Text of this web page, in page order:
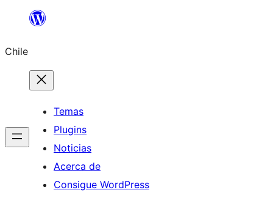
Saltar
contenido
Chile
Temas
Plugins
Noticias
Acerca de
Consigue WordPress